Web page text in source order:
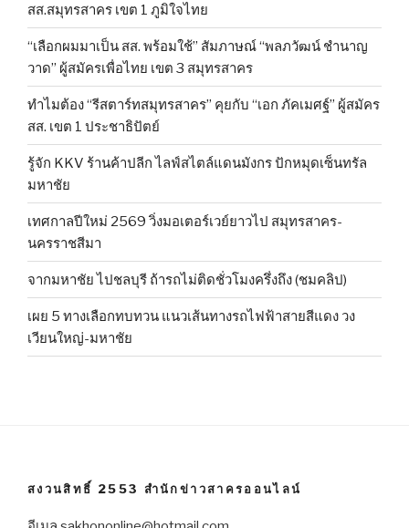
สส.สมุทรสาคร เขต 1 ภูมิใจไทย
“เลือกผมมาเป็น สส. พร้อมใช้” สัมภาษณ์ “พลภวัฒน์ ชำนาญ
วาด” ผู้สมัครเพื่อไทย เขต 3 สมุทรสาคร
ทำไมต้อง “รีสตาร์ทสมุทรสาคร” คุยกับ “เอก ภัคเมศฐ์” ผู้สมัคร
สส. เขต 1 ประชาธิปัตย์
รู้จัก KKV ร้านค้าปลีก ไลฟ์สไตล์แดนมังกร ปักหมุดเซ็นทรัล
มหาชัย
เทศกาลปีใหม่ 2569 วิ่งมอเตอร์เวย์ยาวไป สมุทรสาคร-
นครราชสีมา
จากมหาชัย ไปชลบุรี ถ้ารถไม่ติดชั่วโมงครึ่งถึง (ชมคลิป)
เผย 5 ทางเลือกทบทวน แนวเส้นทางรถไฟฟ้าสายสีแดง วง
เวียนใหญ่-มหาชัย
สงวนสิทธิ์ 2553 สำนักข่าวสาครออนไลน์